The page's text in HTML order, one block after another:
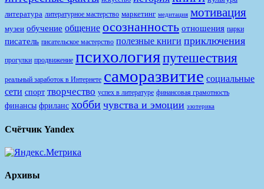
литература литературное мастерство маркетинг медитация мотивация
музеи обучение общение осознанность отношения парки
писатель писательское мастерство полезные книги приключения
прогулки продвижение психологияпутешествия
реальный заработок в Интернете саморазвитие социальные
сети спорт творчество успех в литературе финансовая грамотность
финансы фриланс хобби чувства и эмоции эзотерика
Счётчик Yandex
Архивы